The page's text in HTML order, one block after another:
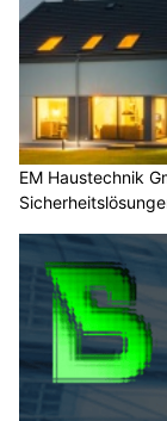
EM Haustechnik